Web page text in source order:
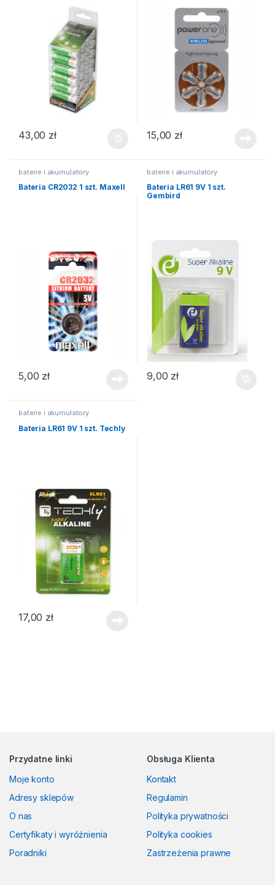
43,00 zł 15,00 zł
baterie i akumulatory
Bateria CR2032 1 szt. Maxell
5,00 zł
baterie i akumulatory
Bateria LR61 9V 1 szt.
Gembird
9,00 zł
baterie i akumulatory
Bateria LR61 9V 1 szt. Techly
17,00 zł
Przydatne linki
Moje konto
Adresy sklepów
O nas
Certyfikaty i wyróżnienia
Poradniki
Obsługa Klienta
Kontakt
Regulamin
Polityka prywatności
Polityka cookies
Zastrzeżenia prawne